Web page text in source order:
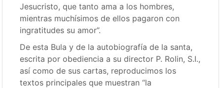
Jesucristo, que tanto ama a los hombres,
mientras muchísimos de ellos pagaron con
ingratitudes su amor”.
De esta Bula y de la autobiografía de la santa,
escrita por obediencia a su director P. Rolin, S.I.,
así como de sus cartas, reproducimos los
textos principales que muestran “la